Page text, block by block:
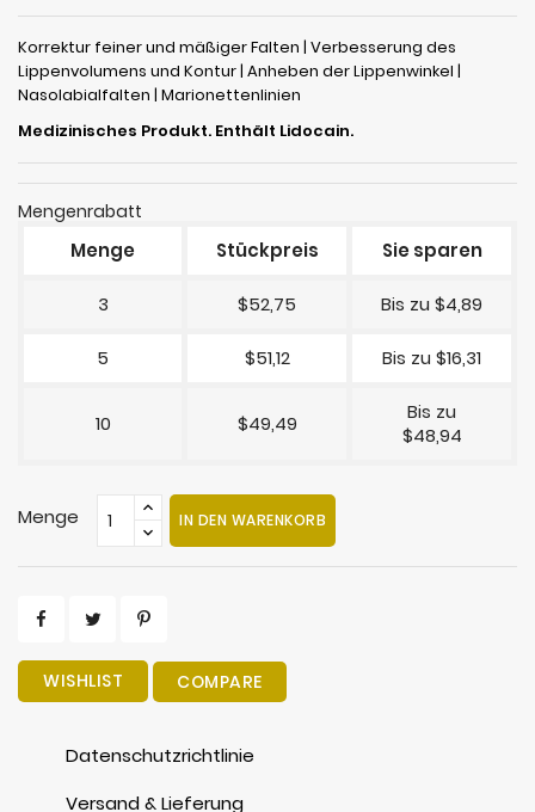
Korrektur feiner und mäßiger Falten | Verbesserung des
Lippenvolumens und Kontur | Anheben der Lippenwinkel |
Nasolabialfalten | Marionettenlinien
Medizinisches Produkt. Enthält Lidocain.
Mengenrabatt
Menge Stückpreis Sie sparen
3 $52,75 Bis zu $4,89
5 $51,12 Bis zu $16,31
10 $49,49
Bis zu
$48,94
Menge IN DEN WARENKORB
WISHLIST COMPARE
Datenschutzrichtlinie
Versand & Lieferung